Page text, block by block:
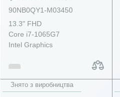
90NB0QY1-M03450
13.3" FHD
Core i7-1065G7
Intel Graphics
Знято з виробництва